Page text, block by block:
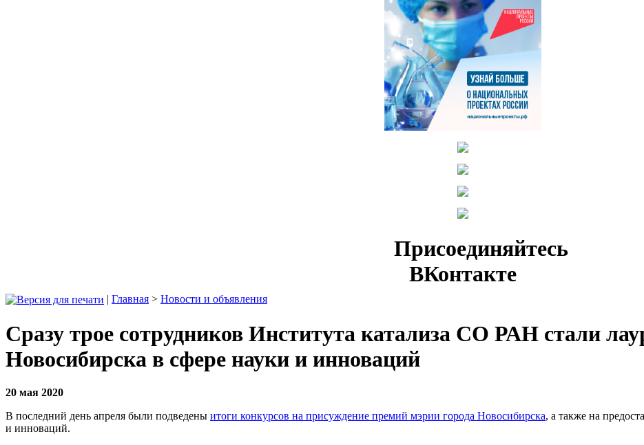
Присоединяйтесь
ВКонтакте
| Главная > Новости и объявления
Сразу трое сотрудников Института катализа СО РАН стали
Новосибирска в сфере науки и инноваций
20 мая 2020
В последний день апреля были подведены итоги конкурсов на присуждение премий мэрии города Новосибирска, а также на
и инноваций.